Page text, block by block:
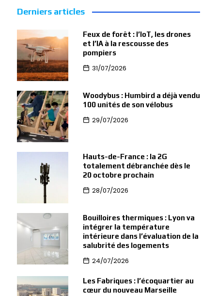
Derniers articles
Feux de forêt : l’IoT, les drones
et l’IA à la rescousse des
pompiers
31/07/2026
Woodybus : Humbird a déjà vendu
100 unités de son vélobus
29/07/2026
Hauts-de-France : la 2G
totalement débranchée dès le
20 octobre prochain
28/07/2026
Bouilloires thermiques : Lyon va
intégrer la température
intérieure dans l’évaluation de la
salubrité des logements
24/07/2026
Les Fabriques : l’écoquartier au
cœur du nouveau Marseille